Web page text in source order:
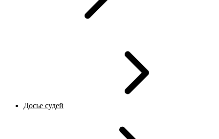
Досье судей